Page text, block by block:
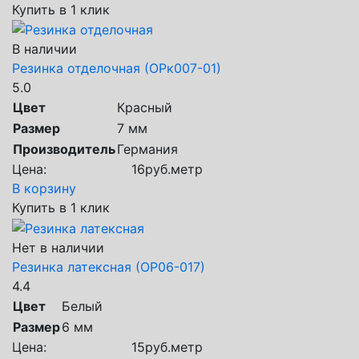
Купить в 1 клик
В наличии
Резинка отделочная (ОРк007-01)
5.0
Цвет
Красный
Размер
7 мм
ПроизводительГермания
Цена:
16руб.метр
В корзину
Купить в 1 клик
Нет в наличии
Резинка латексная (ОР06-017)
4.4
Цвет
Белый
Размер6 мм
Цена:
15руб.метр